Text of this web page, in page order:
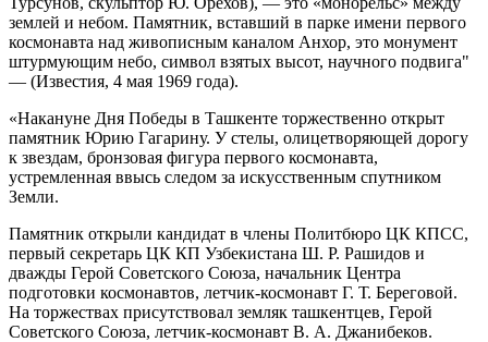
землей и небом. Памятник, вставший в парке имени первого
космонавта над живописным каналом Анхор, это монумент
штурмующим небо, символ взятых высот, научного подвига
— (Известия, 4 мая 1969 года).
«Накануне Дня Победы в Ташкенте торжественно открыт
памятник Юрию Гагарину. У стелы, олицетворяющей дорогу
к звездам, бронзовая фигура первого космонавта,
устремленная ввысь следом за искусственным спутником
Земли.
Памятник открыли кандидат в члены Политбюро ЦК КПСС,
первый секретарь ЦК КП Узбекистана Ш. Р. Рашидов и
дважды Герой Советского Союза, начальник Центра
подготовки космонавтов, летчик-космонавт Г. Т. Береговой.
На торжествах присутствовал земляк ташкентцев, Герой
Советского Союза, летчик-космонавт В. А. Джанибеков.